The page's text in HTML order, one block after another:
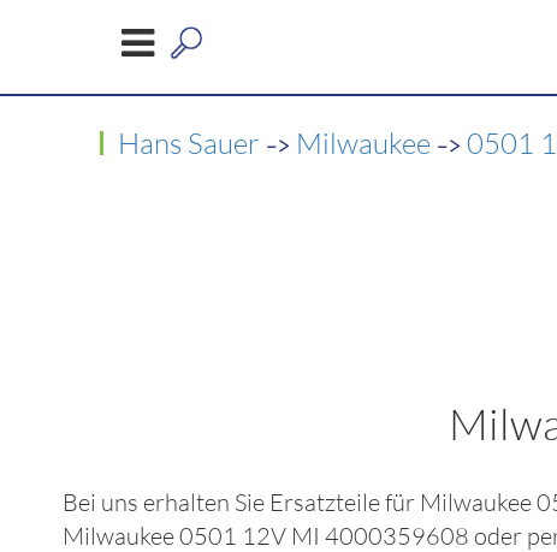
Hans Sauer -> Milwaukee -> 0501
Bei uns erhalten Sie Ersatzteile für Milwaukee
Milwaukee 0501 12V MI 4000359608 oder